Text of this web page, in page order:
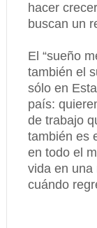
hacer
buscan un
El “sueño
también el
sólo en
país:
de trabajo
también es
en todo el
vida en una
cuándo